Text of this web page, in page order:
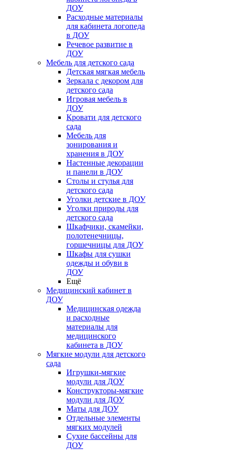
ДОУ
Расходные материалы
для кабинета логопеда
в ДОУ
Речевое развитие в
ДОУ
Мебель для детского сада
Детская мягкая мебель
Зеркала с декором для
детского сада
Игровая мебель в
ДОУ
Кровати для детского
сада
Мебель для
зонирования и
хранения в ДОУ
Настенные декорации
и панели в ДОУ
Столы и стулья для
детского сада
Уголки детские в ДОУ
Уголки природы для
детского сада
Шкафчики, скамейки,
полотенечницы,
горшечницы для ДОУ
Шкафы для сушки
одежды и обуви в
ДОУ
Ещё
Медицинский кабинет в
ДОУ
Медицинская одежда
и расходные
материалы для
медицинского
кабинета в ДОУ
Мягкие модули для детского
сада
Игрушки-мягкие
модули для ДОУ
Конструкторы-мягкие
модули для ДОУ
Маты для ДОУ
Отдельные элементы
мягких модулей
Сухие бассейны для
ДОУ